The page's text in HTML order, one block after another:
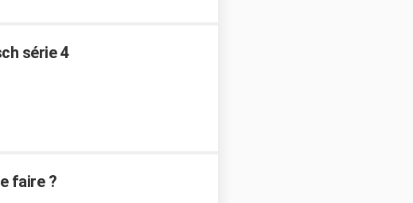
série 4
faire ?